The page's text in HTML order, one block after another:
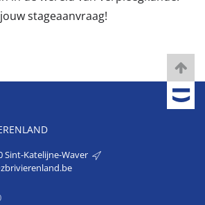
stageaanvraag!
Sint-Katelijne-Waver